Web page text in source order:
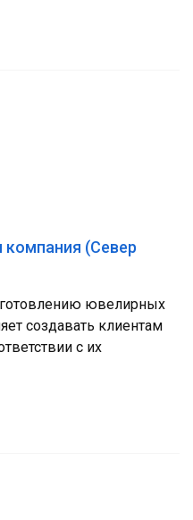
компания (Север
ювелирных
создавать клиентам
с их